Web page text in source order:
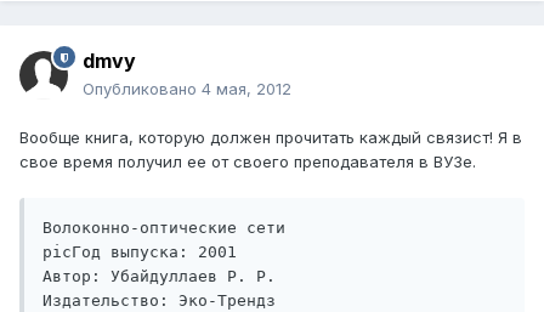
dmvy
Опубликовано 4 мая, 2012
Вообще книга, которую должен прочитать каждый связист! Я в
свое время получил ее от своего преподавателя в ВУЗе.
Волоконно-оптические сети
picГод выпуска: 2001
Автор: Убайдуллаев Р. Р.
Издательство: Эко-Трендз